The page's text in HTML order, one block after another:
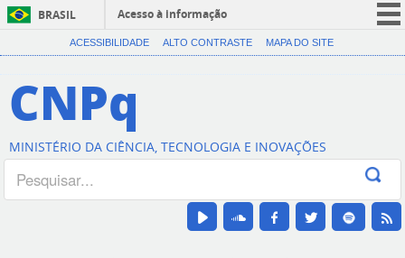
BRASIL
Acesso à informação
CORONAVÍRUS (COVID-19)
Canais
ACESSIBILIDADE ALTO CONTRASTE MAPA DO SITE
CNPq
MINISTÉRIO DA CIÊNCIA, TECNOLOGIA E INOVAÇÕES